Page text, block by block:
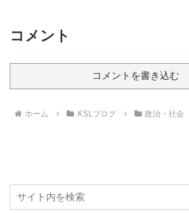
コメント
コメントを書き込む
ホーム KSLブログ 政治・社会